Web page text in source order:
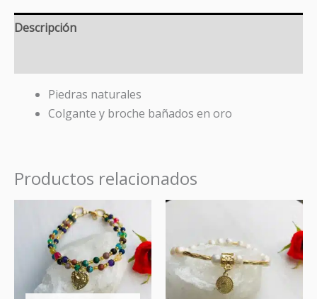
Descripción
Piedras naturales
Colgante y broche bañados en oro
Productos relacionados